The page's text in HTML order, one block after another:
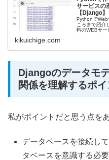
サービスの
【Django】
PythonでWeb
ころまで紹介
料のWEBサー
kikuichige.com
Djangoのデータモ
関係を理解するポイ
私がポイントだと思う点を
データベースを接続し
タベースを意識する必要